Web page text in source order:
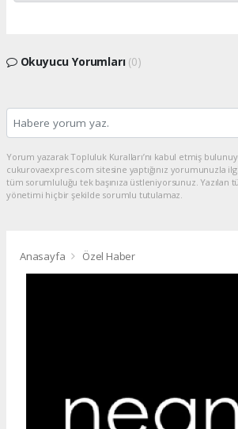
Okuyucu Yorumları (0)
Yorum yazarak Topluluk Kuralları’nı kabul etmiş
cukurovaexpres.com sitesine yaptığınız yorumunuzla
tüm sorumluluğu tek başınıza üstleniyorsunuz. Yazılan
yönetimi hiçbir şekilde sorumlu tutulamaz.
Anasayfa Özel Haber